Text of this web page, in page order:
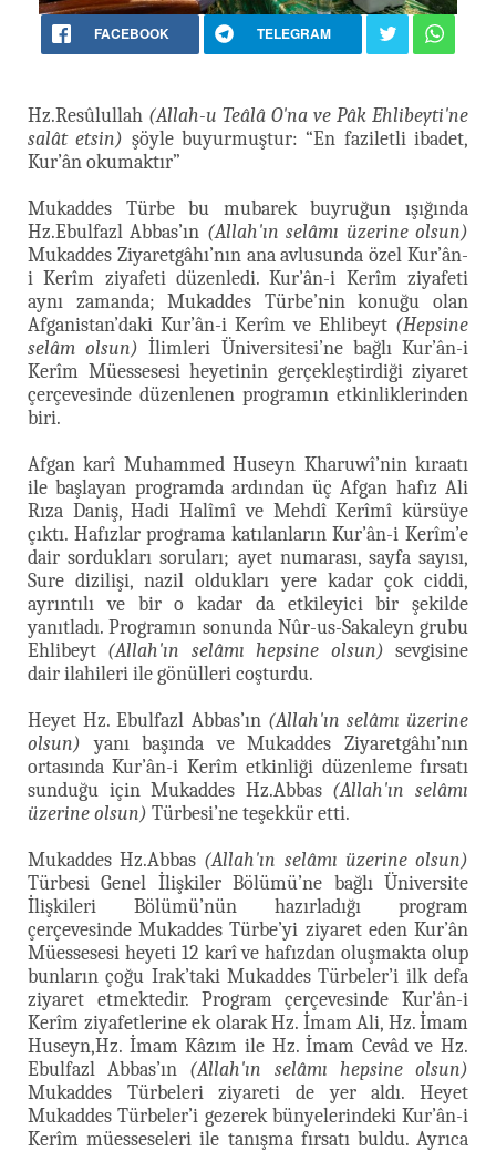
FACEBOOK TELEGRAM
Hz.Resûlullah (Allah-u Teâlâ O'na ve Pâk Ehlibeyti'ne
salât etsin) şöyle buyurmuştur: “En faziletli ibadet,
Kur’ân okumaktır”
Mukaddes Türbe bu mubarek buyruğun ışığında
Hz.Ebulfazl Abbas’ın (Allah'ın selâmı üzerine olsun)
Mukaddes Ziyaretgâhı’nın ana avlusunda özel Kur’ân-
i Kerîm ziyafeti düzenledi. Kur’ân-i Kerîm ziyafeti
aynı zamanda; Mukaddes Türbe’nin konuğu olan
Afganistan’daki Kur’ân-i Kerîm ve Ehlibeyt (Hepsine
selâm olsun) İlimleri Üniversitesi’ne bağlı Kur’ân-i
Kerîm Müessesesi heyetinin gerçekleştirdiği ziyaret
çerçevesinde düzenlenen programın etkinliklerinden
biri.
Afgan karî Muhammed Huseyn Kharuwî’nin kıraatı
ile başlayan programda ardından üç Afgan hafız Ali
Rıza Daniş, Hadi Halîmî ve Mehdî Kerîmî kürsüye
çıktı. Hafızlar programa katılanların Kur’ân-i Kerîm’e
dair sordukları soruları; ayet numarası, sayfa sayısı,
Sure dizilişi, nazil oldukları yere kadar çok ciddi,
ayrıntılı ve bir o kadar da etkileyici bir şekilde
yanıtladı. Programın sonunda Nûr-us-Sakaleyn grubu
Ehlibeyt (Allah'ın selâmı hepsine olsun) sevgisine
dair ilahileri ile gönülleri coşturdu.
Heyet Hz. Ebulfazl Abbas’ın (Allah'ın selâmı üzerine
olsun) yanı başında ve Mukaddes Ziyaretgâhı’nın
ortasında Kur’ân-i Kerîm etkinliği düzenleme fırsatı
sunduğu için Mukaddes Hz.Abbas (Allah'ın selâmı
üzerine olsun) Türbesi’ne teşekkür etti.
Mukaddes Hz.Abbas (Allah'ın selâmı üzerine olsun)
Türbesi Genel İlişkiler Bölümü’ne bağlı Üniversite
İlişkileri Bölümü’nün hazırladığı program
çerçevesinde Mukaddes Türbe’yi ziyaret eden Kur’ân
Müessesesi heyeti 12 karî ve hafızdan oluşmakta olup
bunların çoğu Irak’taki Mukaddes Türbeler’i ilk defa
ziyaret etmektedir. Program çerçevesinde Kur’ân-i
Kerîm ziyafetlerine ek olarak Hz. İmam Ali, Hz. İmam
Huseyn,Hz. İmam Kâzım ile Hz. İmam Cevâd ve Hz.
Ebulfazl Abbas’ın (Allah'ın selâmı hepsine olsun)
Mukaddes Türbeleri ziyareti de yer aldı. Heyet
Mukaddes Türbeler’i gezerek bünyelerindeki Kur’ân-i
Kerîm müesseseleri ile tanışma fırsatı buldu. Ayrıca